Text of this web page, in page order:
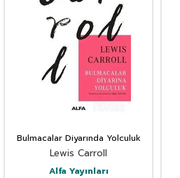
Bulmacalar Diyarında Yolculuk
Lewis Carroll
Alfa Yayınları